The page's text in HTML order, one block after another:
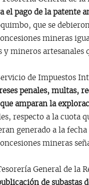
el pago de la patente
que se
mineras
y mineros artesanales
de Impuestos
penales, multas,
amparan la
respecto a la cuota
generado a la
mineras
General de la
de subastas